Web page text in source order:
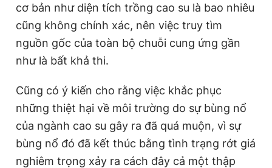
cơ bản như diện tích trồng cao su là bao nhiêu
cũng không chính xác, nên việc truy tìm
nguồn gốc của toàn bộ chuỗi cung ứng gần
như là bất khả thi.
Cũng có ý kiến cho rằng việc khắc phục
những thiệt hại về môi trường do sự bùng nổ
của ngành cao su gây ra đã quá muộn, vì sự
bùng nổ đó đã kết thúc bằng tình trạng rớt giá
nghiêm trọng xảy ra cách đây cả một thập